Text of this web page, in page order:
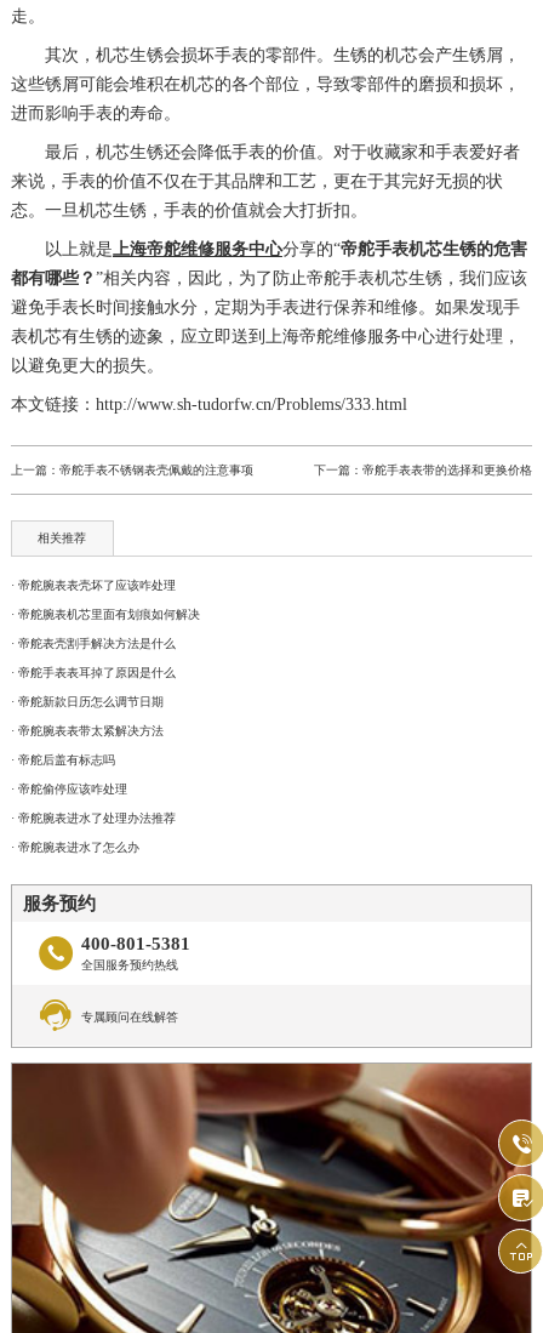
走。
其次，机芯生锈会损坏手表的零部件。生锈的机芯会产生锈屑，
这些锈屑可能会堆积在机芯的各个部位，导致零部件的磨损和损坏，
进而影响手表的寿命。
最后，机芯生锈还会降低手表的价值。对于收藏家和手表爱好者
来说，手表的价值不仅在于其品牌和工艺，更在于其完好无损的状
态。一旦机芯生锈，手表的价值就会大打折扣。
以上就是上海帝舵维修服务中心分享的“帝舵手表机芯生锈的危害
都有哪些？ ”相关内容，因此，为了防止帝舵手表机芯生锈，我们应该
避免手表长时间接触水分，定期为手表进行保养和维修。如果发现手
表机芯有生锈的迹象，应立即送到上海帝舵维修服务中心进行处理，
以避免更大的损失。
本文链接：http://www.sh-tudorfw.cn/Problems/333.html
上一篇： 帝舵手表不锈钢表壳佩戴的注意事项 下一篇：帝舵手表表带的选择和更换价格
相关推荐
· 帝舵腕表表壳坏了应该咋处理
· 帝舵腕表机芯里面有划痕如何解决
· 帝舵表壳割手解决方法是什么
· 帝舵手表表耳掉了原因是什么
· 帝舵新款日历怎么调节日期
· 帝舵腕表表带太紧解决方法
· 帝舵后盖有标志吗
· 帝舵偷停应该咋处理
· 帝舵腕表进水了处理办法推荐
· 帝舵腕表进水了怎么办
服务预约
 400-801-5381
全国服务预约热线
 专属顾问在线解答


